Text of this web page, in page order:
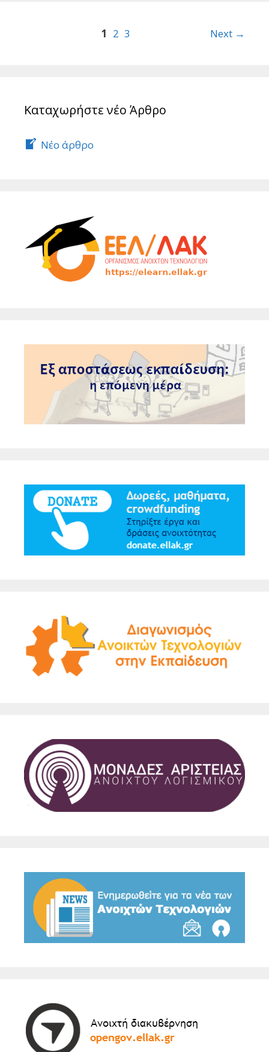
1 2 3 Next →
Καταχωρήστε νέο Άρθρο
Νέο άρθρο